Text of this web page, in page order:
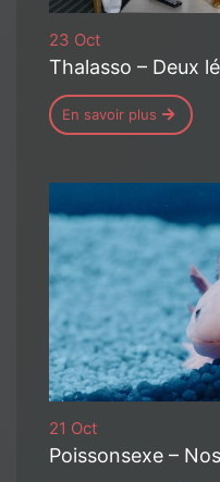
23 Oct
Thalasso – Deux
En savoir plus
21 Oct
Poissonsexe –